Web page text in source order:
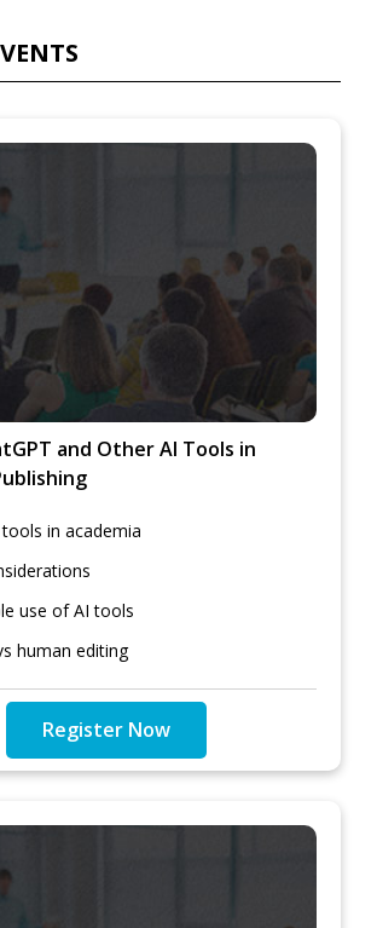
and Other AI Tools in
in academia
use of AI tools
human editing
Register Now